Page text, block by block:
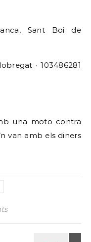
Sant Boi de
· 103486281
una moto contra
van amb els diners